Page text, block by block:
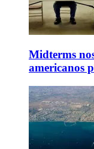
Midterms
americanos